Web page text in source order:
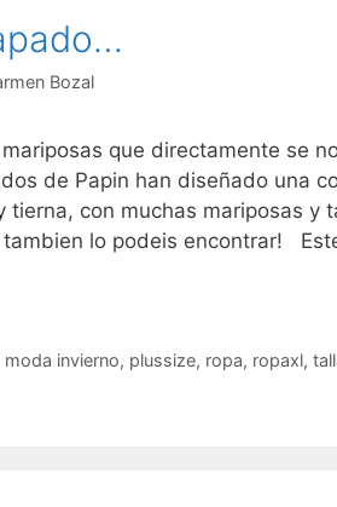
Bozal
que directamente se
de Papin han diseñado una
tierna, con muchas mariposas y
lo podeis encontrar!
moda invierno, plussize, ropa, ropaxl,